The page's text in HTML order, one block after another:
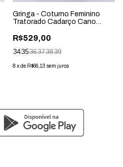
Gringa - Coturno Feminino
Tratorado Cadarço Cano
R$529,00
343536373839
8 xde R$66,13 sem juros